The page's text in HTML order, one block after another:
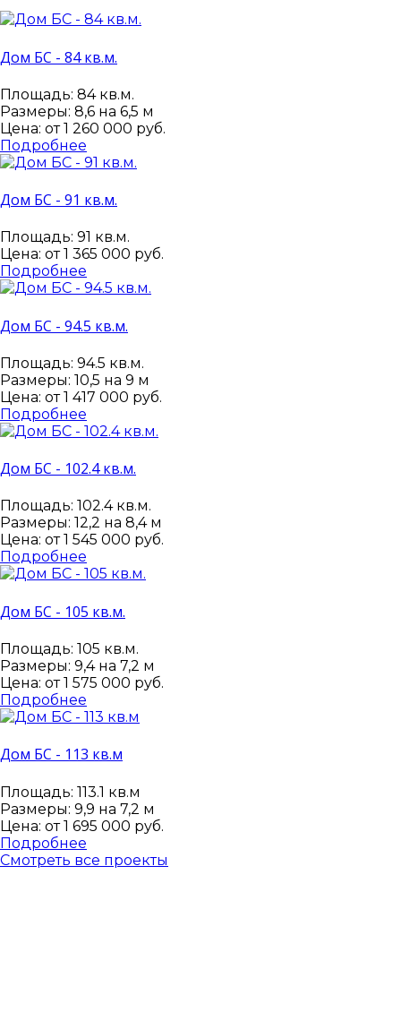
Дом БС - 84 кв.м.
Площадь: 84 кв.м.
Размеры: 8,6 на 6,5 м
Цена: от1 260 000 руб.
Подробнее
Дом БС - 91 кв.м.
Площадь: 91 кв.м.
Цена: от1 365 000 руб.
Подробнее
Дом БС - 94.5 кв.м.
Площадь: 94.5 кв.м.
Размеры: 10,5 на 9 м
Цена: от1 417 000 руб.
Подробнее
Дом БС - 102.4 кв.м.
Площадь: 102.4 кв.м.
Размеры: 12,2 на 8,4 м
Цена: от1 545 000 руб.
Подробнее
Дом БС - 105 кв.м.
Площадь: 105 кв.м.
Размеры: 9,4 на 7,2 м
Цена: от1 575 000 руб.
Подробнее
Дом БС - 113 кв.м
Площадь: 113.1 кв.м
Размеры: 9,9 на 7,2 м
Цена: от1 695 000 руб.
Подробнее
Смотреть все проекты